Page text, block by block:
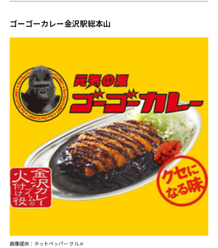
ゴーゴーカレー金沢駅総本山
画像提供：ホットペッパー グルメ